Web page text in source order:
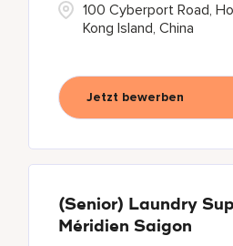
100 Cyberport Road,
Kong Island, China
Jetzt bewerben
(Senior) Laundry
Méridien Saigon